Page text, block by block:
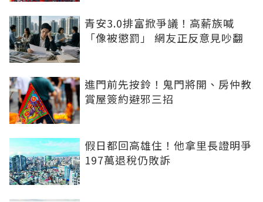
青安3.0排富掀爭議！高薪族喊
「像被懲罰」 網友正反意見吵翻
進門前先按鈴！鬼門將開、房仲教
賞屋簽約避邪三招
假日都回高雄住！他拿里長證明爭
197萬退稅仍敗訴